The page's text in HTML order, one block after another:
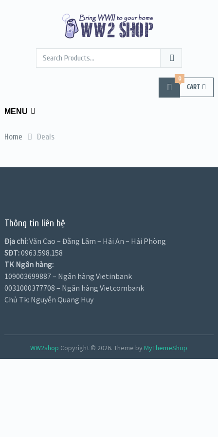
CART
0
MENU
Home Deals
Thông tin liên hệ
Địa chỉ:Văn Cao – Đằng Lâm – Hải An – Hải Phòng
SĐT:0963.598.158
TK Ngân hàng:
109003699887 – Ngân hàng Vietinbank
0031000377708 – Ngân hàng Vietcombank
Chủ Tk: Nguyễn Quang Huy
WW2shop Copyright © 2026. Theme by MyThemeShop